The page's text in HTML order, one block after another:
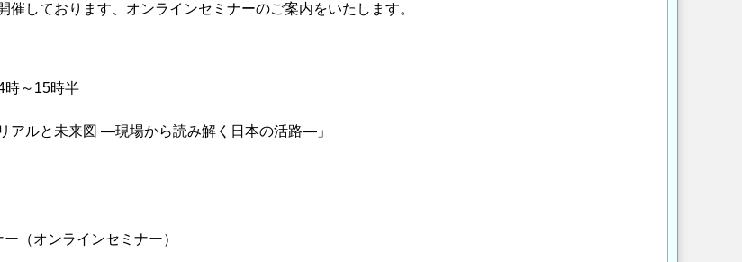
催しております、オンラインセミナーのご案内をいたします。
時～15時半
アルと未来図 ―現場から読み解く日本の活路―」
（オンラインセミナー）